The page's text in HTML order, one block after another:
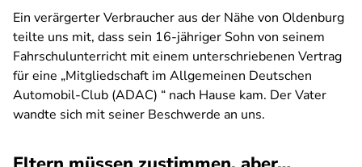
Ein verärgerter Verbraucher aus der Nähe von Oldenburg
teilte uns mit, dass sein 16-jähriger Sohn von seinem
Fahrschulunterricht mit einem unterschriebenen Vertrag
für eine „Mitgliedschaft im Allgemeinen Deutschen
Automobil-Club (ADAC) “ nach Hause kam. Der Vater
wandte sich mit seiner Beschwerde an uns.